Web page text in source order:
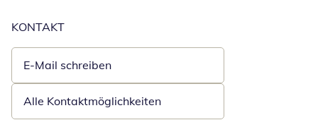
KONTAKT
E-Mail schreiben
Öffnet E-Mail-Client
Alle Kontaktmöglichkeiten